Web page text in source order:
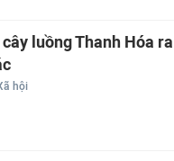
luồng Thanh Hóa ra
hội